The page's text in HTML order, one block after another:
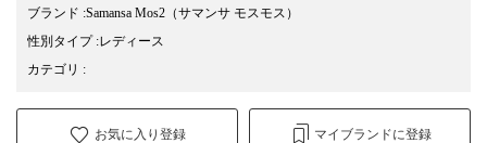
ブランド :Samansa Mos2 （サマンサ モスモス）
性別タイプ:レディース
カテゴリ :
お気に入り登録 マイブランドに登録